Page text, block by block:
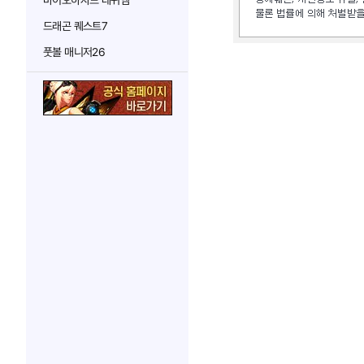
드래곤 퀘스트7
풋볼 매니저26